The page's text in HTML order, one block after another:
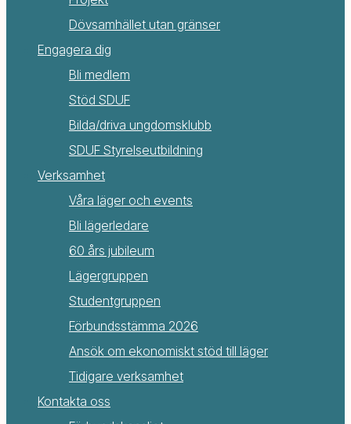
Dövsamhället utan gränser
Engagera dig
Bli medlem
Stöd SDUF
Bilda/driva ungdomsklubb
SDUF Styrelseutbildning
Verksamhet
Våra läger och events
Bli lägerledare
60 års jubileum
Lägergruppen
Studentgruppen
Förbundsstämma 2026
Ansök om ekonomiskt stöd till läger
Tidigare verksamhet
Kontakta oss